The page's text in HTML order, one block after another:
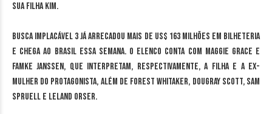
sua filha Kim.
Busca Implacável 3 já arrecadou mais de US$ 163 milhões em bilheteria
e chega ao Brasil essa semana. O elenco conta com Maggie Grace e
Famke Janssen, que interpretam, respectivamente, a filha e a ex-
mulher do protagonista, além de Forest Whitaker, Dougray Scott, Sam
Spruell e Leland Orser.